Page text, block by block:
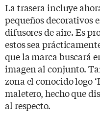
La trasera incluye
pequeños decorativos
difusores de aire. Es
estos sea
que la marca buscará
imagen al conjunto.
zona el conocido logo
maletero, hecho que
al respecto.